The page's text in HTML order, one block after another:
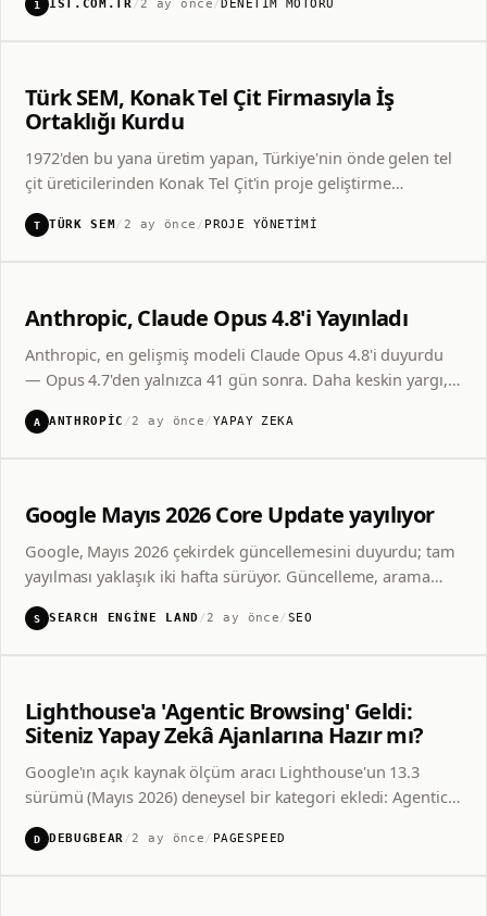
değerlerini akademik dünya ve herkes için erişilebilir
1 1ST.COM.TR/2 ay önce/DENETIM MOTORU
1st Analiz v1
Türk SEM, Konak Tel Çit Firmasıyla İş
Ortaklığı Kurdu
1972'den bu yana üretim yapan, Türkiye'nin önde gelen tel
çit üreticilerinden Konak Tel Çit'in proje geliştirme
çalışmalarını Türk SEM üstlendi. Mühendis ekip, 5 dilli yeni
dijital altyapı için çalışmalara başladı.
T TÜRK SEM/ 2 ay önce / PROJE YÖNETIMI
Anthropic, Claude Opus 4.8'i Yayınladı
Anthropic, en gelişmiş modeli Claude Opus 4.8'i duyurdu
— Opus 4.7'den yalnızca 41 gün sonra. Daha keskin yargı,
ilerleme konusunda daha dürüst bir model ve Claude Code
için 'Dynamic Workflows'.
A ANTHROPIC /2 ay önce/ YAPAY ZEKA
ANTHROPIC · YENİ SÜRÜM
CLAUDE
Google Mayıs 2026 Core Update yayılıyor
Google, Mayıs 2026 çekirdek güncellemesini duyurdu; tam
yayılması yaklaşık iki hafta sürüyor. Güncelleme, arama
sonuçlarında içerik kalitesini ve sayfa deneyimini yeniden
ağırlıklandırıyor.
S SEARCH ENGINE LAND/2 ay önce/ SEO
Lighthouse'a 'Agentic Browsing' Geldi:
Siteniz Yapay Zekâ Ajanlarına Hazır mı?
Google'ın açık kaynak ölçüm aracı Lighthouse'un 13.3
sürümü (Mayıs 2026) deneysel bir kategori ekledi: Agentic
Browsing. Artık bir site yalnızca insanlar için değil, yapay
zekâ ajanları için de ölçülüyor.
D DEBUGBEAR/2 ay önce/ PAGESPEED
LIGHTHOUSE · PAGESPEED
PAGESPEED